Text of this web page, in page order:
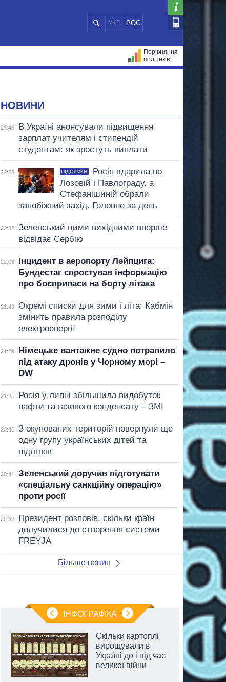
УКР РОС
Порівняння
політиків
НОВИНИ
23:45
В Україні анонсували підвищення
зарплат учителям і стипендій
студентам: як зростуть виплати
22:53 ПІДСУМКИ
Росія вдарила по
Лозовій і Павлограду, а
Стефанішиній обрали
запобіжний захід. Головне за день
22:32
Зеленський цими вихідними вперше
відвідає Сербію
22:03
Інцидент в аеропорту Лейпцига:
Бундестаг спростував інформацію
про боєприпаси на борту літака
21:49
Окремі списки для зими і літа: Кабмін
змінить правила розподілу
електроенергії
21:29
Німецьке вантажне судно потрапило
під атаку дронів у Чорному морі –
DW
21:25
Росія у липні збільшила видобуток
нафти та газового конденсату – ЗМІ
20:46
З окупованих територій повернули ще
одну групу українських дітей та
підлітків
20:41
Зеленський доручив підготувати
«спеціальну санкційну операцію»
проти росії
20:39
Президент розповів, скільки країн
долучилися до створення системи
FREYJA
Більше новин
ІНФОГРАФІКА
Скільки картоплі
вирощували в
Україні до і під час
великої війни